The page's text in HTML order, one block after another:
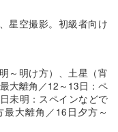
星空撮影。初級者向け
～明け方）、土星（宵
大離角／12～13日：ペ
未明：スペインなどで
大離角／16日夕方～